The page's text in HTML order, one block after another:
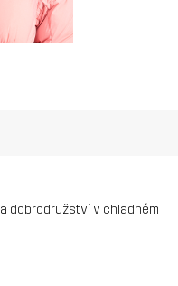
dobrodružství v chladném